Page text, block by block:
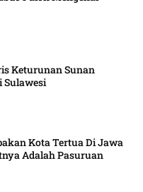
Keturunan Sunan
Sulawesi
Kota Tertua Di Jawa
Adalah Pasuruan